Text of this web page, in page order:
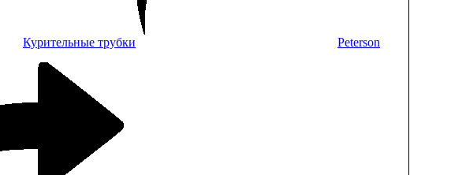
Курительные трубки Peterson